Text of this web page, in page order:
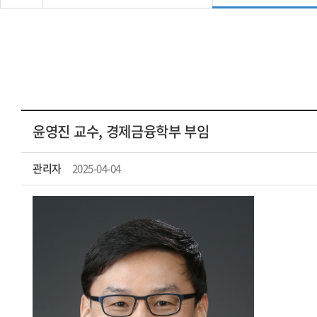
윤영진 교수, 경제금융학부 부임
관리자 2025-04-04